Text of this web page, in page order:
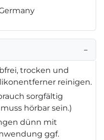
−
trocken und
reinigen.
sorgfältig
hörbar sein.)
dünn mit
ggf.